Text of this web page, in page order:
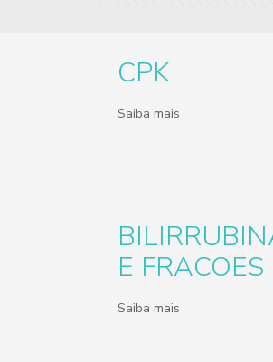
CPK
Saiba mais
E FRACOES
Saiba mais